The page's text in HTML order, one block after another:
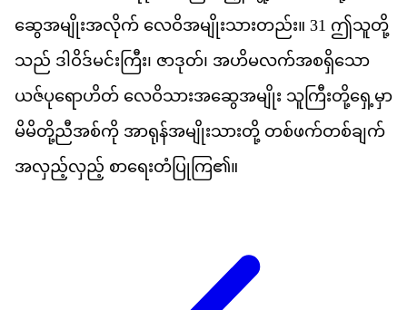
ဆအမအလက လဝအမသတည်း။ 31 ဤသတ
သည ဒ ဝဒမင ကြီး၊ ဇဒတ်၊ အဟမလကအစရသ
ယဇပရဟတ လဝသအဆအမ သ ကတရ မ
မမတညအစက အရနအမသတ တစဖကတစခက
အလညလည စရတ ပ ကြ၏။